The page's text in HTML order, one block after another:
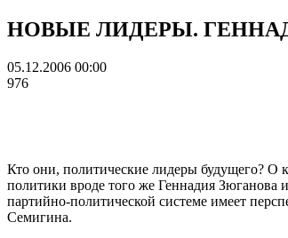
НОВЫЕ ЛИДЕРЫ.
05.12.2006 00:00
976
Кто они, политические лидеры будущего? О
политики вроде того же Геннадия
партийно-политической системе имеет
Семигина.